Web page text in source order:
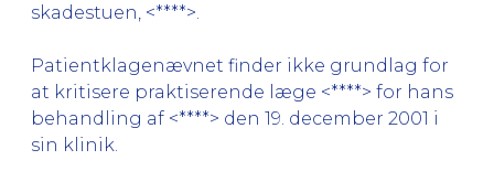
skadestuen, <****>.
Patientklagenævnet finder ikke grundlag for
at kritisere praktiserende læge <****> for hans
behandling af <****> den 19. december 2001 i
sin klinik.